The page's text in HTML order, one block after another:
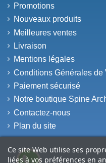
Promotions
Nouveaux produits
Meilleures ventes
Livraison
Mentions légales
Conditions Générales de
Paiement sécurisé
Notre boutique Spine
Contactez-nous
Plan du site
Ce site Web utilise ses
liées à vos préférences en